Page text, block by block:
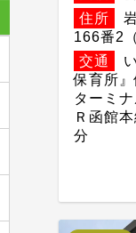
住所
166番2
交通
保育所
ターミ
Ｒ函館
分